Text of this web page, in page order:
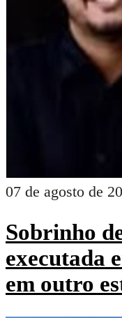
07 de agosto de
Sobrinho
executada
em outro